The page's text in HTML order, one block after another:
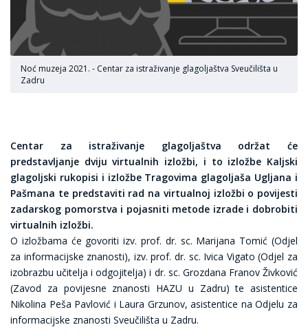
Noć muzeja 2021. - Centar za istraživanje glagoljaštva Sveučilišta u
Zadru
Centar za istraživanje glagoljaštva održat će
predstavljanje dviju virtualnih izložbi, i to izložbe Kaljski
glagoljski rukopisi i izložbe Tragovima glagoljaša Ugljana i
Pašmana te predstaviti rad na virtualnoj izložbi o povijesti
zadarskog pomorstva i pojasniti metode izrade i dobrobiti
virtualnih izložbi.
O izložbama će govoriti izv. prof. dr. sc. Marijana Tomić (Odjel
za informacijske znanosti), izv. prof. dr. sc. Ivica Vigato (Odjel za
izobrazbu učitelja i odgojitelja) i dr. sc. Grozdana Franov Živković
(Zavod za povijesne znanosti HAZU u Zadru) te asistentice
Nikolina Peša Pavlović i Laura Grzunov, asistentice na Odjelu za
informacijske znanosti Sveučilišta u Zadru.